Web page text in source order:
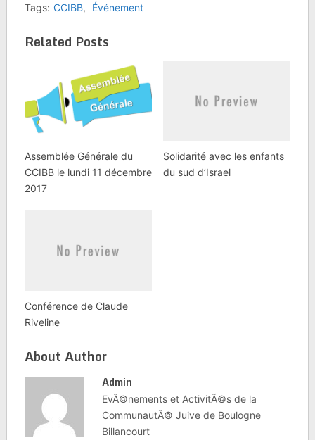
Tags: CCIBB, Événement
Related Posts
Assemblée Générale du
CCIBB le lundi 11 décembre
2017
Solidarité avec les enfants
du sud d’Israel
Conférence de Claude
Riveline
About Author
Admin
EvÃ©nements et ActivitÃ©s de la
CommunautÃ© Juive de Boulogne
Billancourt